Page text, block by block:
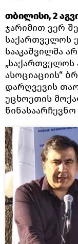
თბილისი, 2
ჯარიმით ვერ
საქართველოს
სააკაშვილმა
ასოციაციის“
დარღვევის
უცხოეთის